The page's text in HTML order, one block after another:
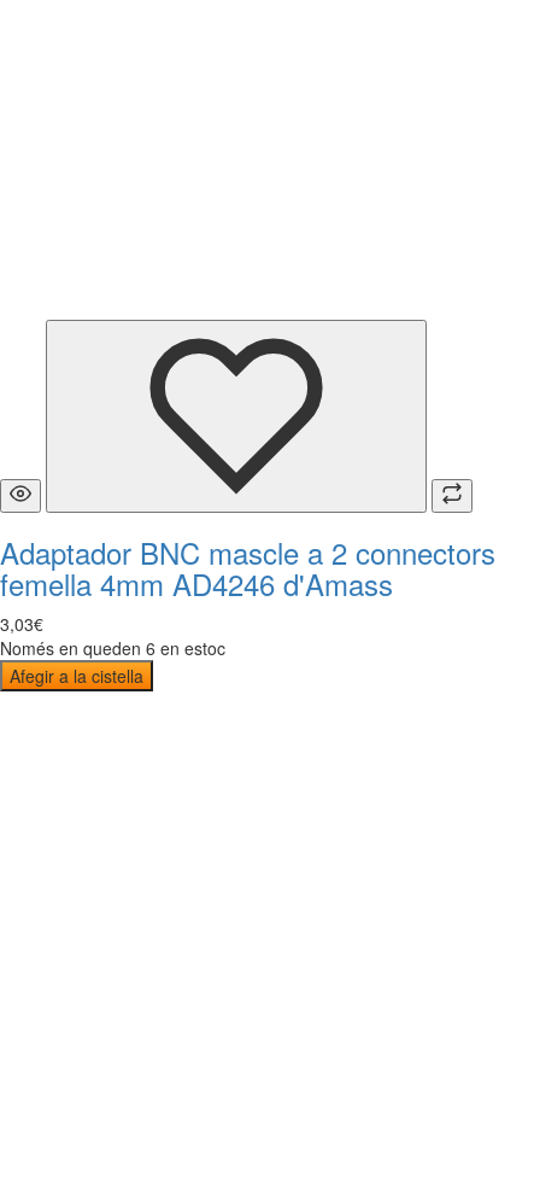
Adaptador BNC mascle a 2 connectors
femella 4mm AD4246 d'Amass
3,03€
Només en queden 6 en estoc
Afegir a la cistella